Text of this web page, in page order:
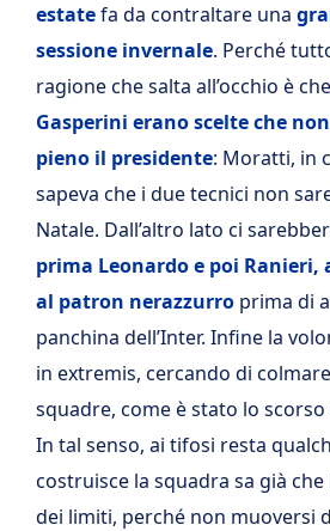
estatefa da contraltare una
sessione invernale. Perché
ragione che salta all’occhio è che
Gasperini erano scelte che
pieno il presidente: Moratti, in
sapeva che i due tecnici non
Natale. Dall’altro lato ci
prima Leonardo e poi Ranieri,
al patron nerazzurro prima di
panchina dell’Inter. Infine la
in extremis, cercando di
squadre, come è stato lo
In tal senso, ai tifosi resta
costruisce la squadra sa già
dei limiti, perché non muoversi